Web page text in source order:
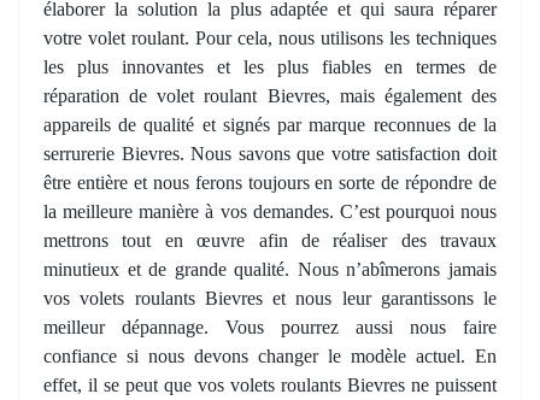
élaborer la solution la plus adaptée et qui saura réparer
votre volet roulant. Pour cela, nous utilisons les techniques
les plus innovantes et les plus fiables en termes de
réparation de volet roulant Bievres, mais également des
appareils de qualité et signés par marque reconnues de la
serrurerie Bievres. Nous savons que votre satisfaction doit
être entière et nous ferons toujours en sorte de répondre de
la meilleure manière à vos demandes. C’est pourquoi nous
mettrons tout en œuvre afin de réaliser des travaux
minutieux et de grande qualité. Nous n’abîmerons jamais
vos volets roulants Bievres et nous leur garantissons le
meilleur dépannage. Vous pourrez aussi nous faire
confiance si nous devons changer le modèle actuel. En
effet, il se peut que vos volets roulants Bievres ne puissent